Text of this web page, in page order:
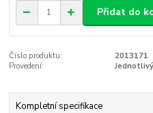
Přidat do
Číslo produktu:
2013171
Provedení:
Kompletní specifikace